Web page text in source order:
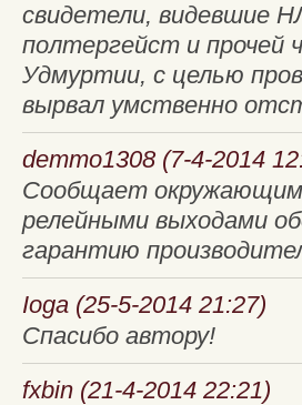
свидетели, видевшие
полтергейст и прочей
Удмуртии, с целью
вырвал умственно
demmo1308 (7-4-2014
Сообщает окружающим
релейными выходами
гарантию
Ioga (25-5-2014 21:27)
Спасибо автору!
fxbin (21-4-2014 22:21)